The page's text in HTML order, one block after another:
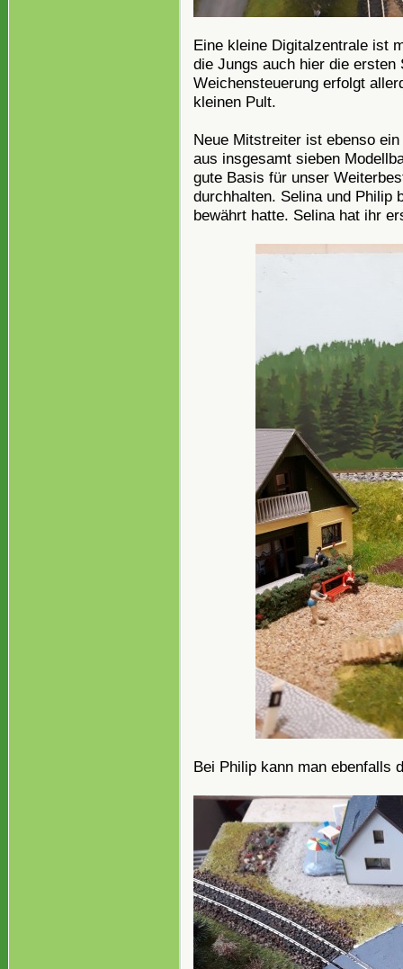
Eine kleine Digitalzentrale ist
die Jungs auch hier die
Weichensteuerung erfolgt
kleinen Pult.
Neue Mitstreiter ist ebenso
aus insgesamt sieben
gute Basis für unser
durchhalten. Selina und Philip
bewährt hatte. Selina hat ihr
Bei Philip kann man ebenfalls